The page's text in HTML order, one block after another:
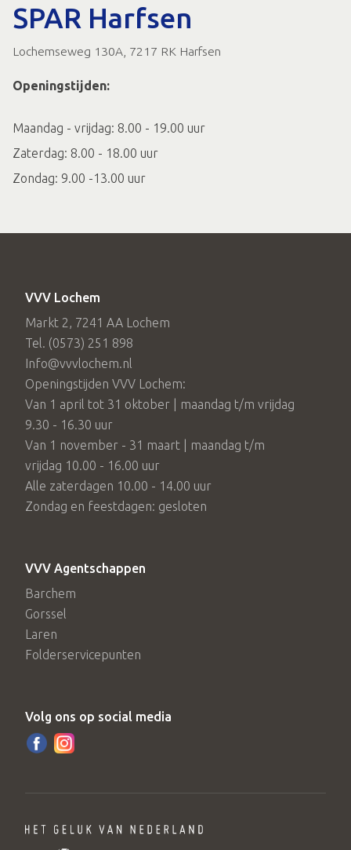
SPAR Harfsen
Lochemseweg 130A, 7217 RK Harfsen
Openingstijden:
Maandag - vrijdag: 8.00 - 19.00 uur
Zaterdag: 8.00 - 18.00 uur
Zondag: 9.00 -13.00 uur
VVV Lochem
Markt 2, 7241 AA Lochem
Tel. (0573) 251 898
Info@vvvlochem.nl
Openingstijden VVV Lochem:
Van 1 april tot 31 oktober | maandag t/m vrijdag
9.30 - 16.30 uur
Van 1 november - 31 maart | maandag t/m
vrijdag 10.00 - 16.00 uur
Alle zaterdagen 10.00 - 14.00 uur
Zondag en feestdagen: gesloten
VVV Agentschappen
Barchem
Gorssel
Laren
Folderservicepunten
Volg ons op social media